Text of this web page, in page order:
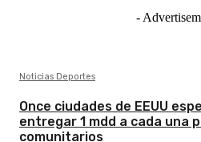
-
Noticias Deportes
Once ciudades de EEUU
entregar 1 mdd a cada una
comunitarios